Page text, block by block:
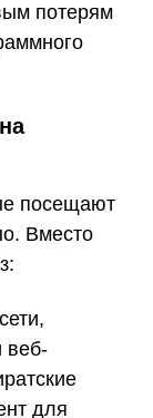
потерям
посещают
Вместо
веб-
для